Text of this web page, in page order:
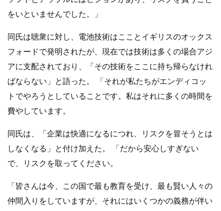
をいといませんでした。」
同氏は聴衆に対し、電池技術はこことイギリスのオックス
フォードで発明されたが、現在では技術は多くの場合アジ
アに支配されており、「その技術をここに持ち帰らなけれ
ばならない」と語った。 「それが私たちがエンディコッ
トでやろうとしていることです。私はそれに多くの時間を
費やしています。
同氏は、「企業は快適になるにつれ、リスクを冒そうとは
しなくなる」と付け加えた。 「だから安心しすぎない
で、リスクを取ってください。
「皆さんは今、この国で最も教育を受け、最も賢い人々の
仲間入りをしていますが、それにはいくつかの義務が伴い